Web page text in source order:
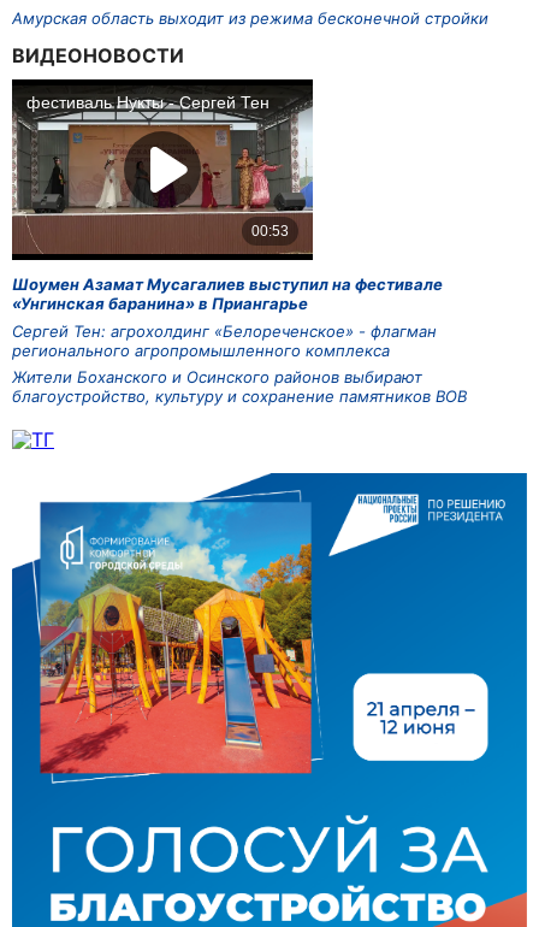
Амурская область выходит из режима бесконечной стройки
ВИДЕОНОВОСТИ
Шоумен Азамат Мусагалиев выступил на фестивале
«Унгинская баранина» в Приангарье
Сергей Тен: агрохолдинг «Белореченское» - флагман
регионального агропромышленного комплекса
Жители Боханского и Осинского районов выбирают
благоустройство, культуру и сохранение памятников ВОВ